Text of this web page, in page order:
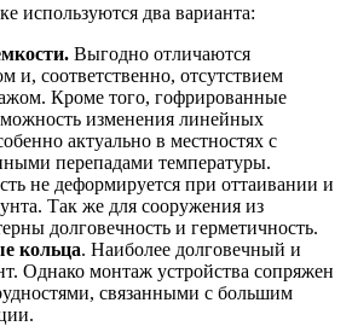
используются два варианта:
Выгодно отличаются
и, соответственно, отсутствием
Кроме того, гофрированные
изменения линейных
актуально в местностях с
перепадами температуры.
не деформируется при оттаивании и
Так же для сооружения из
долговечность и герметичность.
кольца. Наиболее долговечный и
Однако монтаж устройства сопряжен
связанными с большим